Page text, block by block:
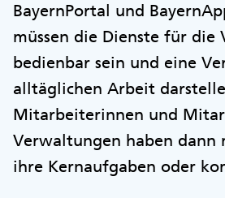
BayernPortal und
müssen die Dienste für
bedienbar sein und eine
alltäglichen Arbeit
Mitarbeiterinnen und
Verwaltungen haben dann
ihre Kernaufgaben oder